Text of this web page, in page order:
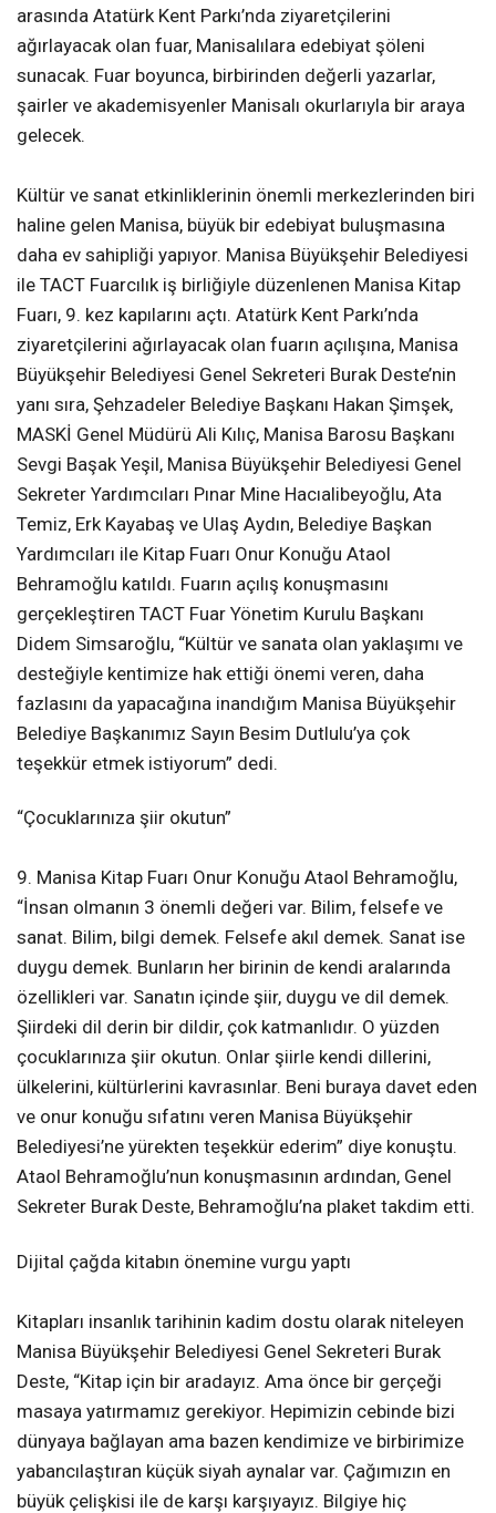
arasında Atatürk Kent Parkı’nda ziyaretçilerini
ağırlayacak olan fuar, Manisalılara edebiyat şöleni
sunacak. Fuar boyunca, birbirinden değerli yazarlar,
şairler ve akademisyenler Manisalı okurlarıyla bir araya
gelecek.
Kültür ve sanat etkinliklerinin önemli merkezlerinden biri
haline gelen Manisa, büyük bir edebiyat buluşmasına
daha ev sahipliği yapıyor. Manisa Büyükşehir Belediyesi
ile TACT Fuarcılık iş birliğiyle düzenlenen Manisa Kitap
Fuarı, 9. kez kapılarını açtı. Atatürk Kent Parkı’nda
ziyaretçilerini ağırlayacak olan fuarın açılışına, Manisa
Büyükşehir Belediyesi Genel Sekreteri Burak Deste’nin
yanı sıra, Şehzadeler Belediye Başkanı Hakan Şimşek,
MASKİ Genel Müdürü Ali Kılıç, Manisa Barosu Başkanı
Sevgi Başak Yeşil, Manisa Büyükşehir Belediyesi Genel
Sekreter Yardımcıları Pınar Mine Hacıalibeyoğlu, Ata
Temiz, Erk Kayabaş ve Ulaş Aydın, Belediye Başkan
Yardımcıları ile Kitap Fuarı Onur Konuğu Ataol
Behramoğlu katıldı. Fuarın açılış konuşmasını
gerçekleştiren TACT Fuar Yönetim Kurulu Başkanı
Didem Simsaroğlu, “Kültür ve sanata olan yaklaşımı ve
desteğiyle kentimize hak ettiği önemi veren, daha
fazlasını da yapacağına inandığım Manisa Büyükşehir
Belediye Başkanımız Sayın Besim Dutlulu’ya çok
teşekkür etmek istiyorum” dedi.
“Çocuklarınıza şiir okutun”
9. Manisa Kitap Fuarı Onur Konuğu Ataol Behramoğlu,
“İnsan olmanın 3 önemli değeri var. Bilim, felsefe ve
sanat. Bilim, bilgi demek. Felsefe akıl demek. Sanat ise
duygu demek. Bunların her birinin de kendi aralarında
özellikleri var. Sanatın içinde şiir, duygu ve dil demek.
Şiirdeki dil derin bir dildir, çok katmanlıdır. O yüzden
çocuklarınıza şiir okutun. Onlar şiirle kendi dillerini,
ülkelerini, kültürlerini kavrasınlar. Beni buraya davet eden
ve onur konuğu sıfatını veren Manisa Büyükşehir
Belediyesi’ne yürekten teşekkür ederim” diye konuştu.
Ataol Behramoğlu’nun konuşmasının ardından, Genel
Sekreter Burak Deste, Behramoğlu’na plaket takdim etti.
Dijital çağda kitabın önemine vurgu yaptı
Kitapları insanlık tarihinin kadim dostu olarak niteleyen
Manisa Büyükşehir Belediyesi Genel Sekreteri Burak
Deste, “Kitap için bir aradayız. Ama önce bir gerçeği
masaya yatırmamız gerekiyor. Hepimizin cebinde bizi
dünyaya bağlayan ama bazen kendimize ve birbirimize
yabancılaştıran küçük siyah aynalar var. Çağımızın en
büyük çelişkisi ile de karşı karşıyayız. Bilgiye hiç